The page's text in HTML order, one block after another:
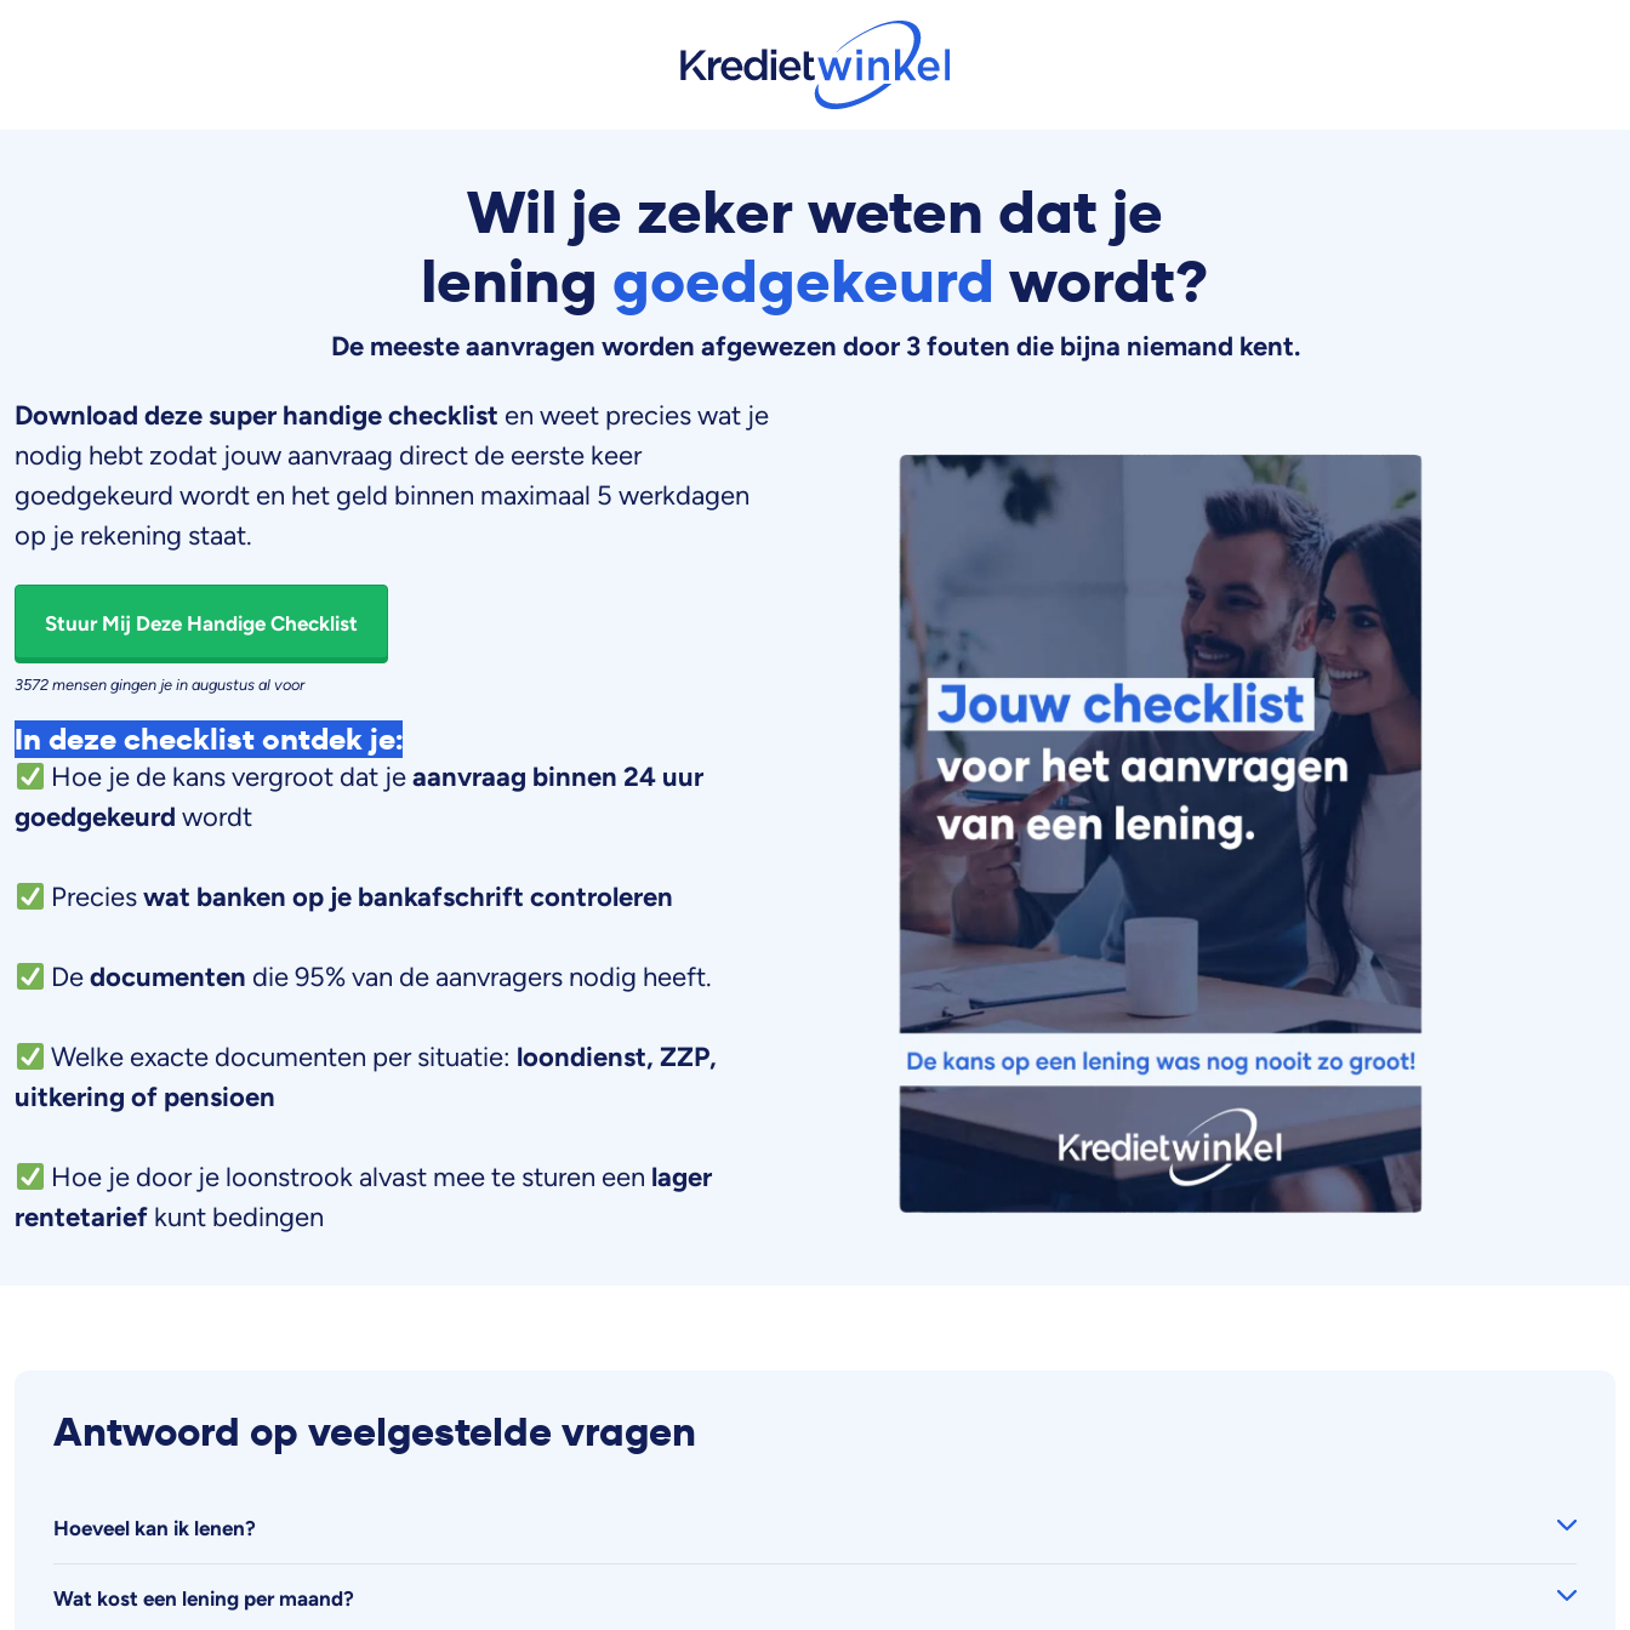
Wil je zeker weten dat je
lening goedgekeurd wordt?
De meeste aanvragen worden afgewezen door 3 fouten die bijna niemand kent.
Download deze super handige checklist en weet precies wat je
nodig hebt zodat jouw aanvraag direct de eerste keer
goedgekeurd wordt en het geld binnen maximaal 5 werkdagen
op je rekening staat.
Stuur Mij Deze Handige Checklist
3572 mensen gingen je in augustus al voor
In deze checklist ontdek je:
Hoe je de kans vergroot dat jeaanvraag binnen 24 uur
goedgekeurd wordt
Precieswat banken op je bankafschrift controleren
Dedocumenten die 95% van de aanvragers nodig heeft.
Welke exacte documenten per situatie: loondienst, ZZP,
uitkering of pensioen
Hoe je door je loonstrook alvast mee te sturen een lager
rentetarief kunt bedingen
Antwoord op veelgestelde vragen
Hoeveel kan ik lenen?
Wat kost een lening per maand?